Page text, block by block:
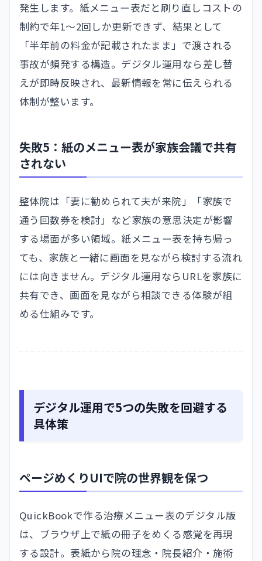
発生します。紙メニュー表だと刷り直しコストの
制約で年1〜2回しか更新できず、結果として
「半年前の料金が記載されたまま」で渡される
事故が頻発する構造。デジタル運用なら差し替
えが即時反映され、最新情報を常に伝えられる
体制が整います。
失敗5：紙のメニュー表が家族会議で共有
されない
整体院は「妻に勧められて夫が来院」「家族で
通う回数券を検討」など家族の意思決定が影響
する場面が多い領域。紙メニュー表を持ち帰っ
ても、家族と一緒に画面を見ながら検討する流れ
には向きません。デジタル運用ならURLを家族に
共有でき、画面を見ながら相談できる体験が組
める仕組みです。
デジタル運用で5つの失敗を回避する
具体策
ページめくりUIで院の世界観を保つ
QuickBookで作る治療メニュー表のデジタル版
は、ブラウザ上で紙の冊子をめくる感覚を再現
する設計。表紙から院の理念・院長紹介・施術